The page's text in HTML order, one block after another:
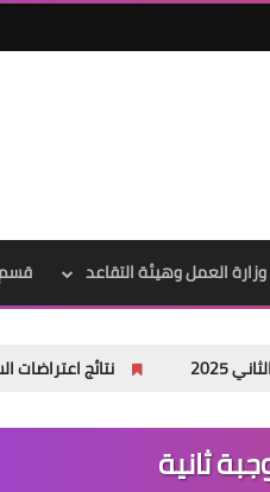
وزارة العمل وهيئة التقاعد قسم
نتائج اعتراضات السادس الاعدادي 2025 الدور الأول جميع
ثانية
علي المالكي